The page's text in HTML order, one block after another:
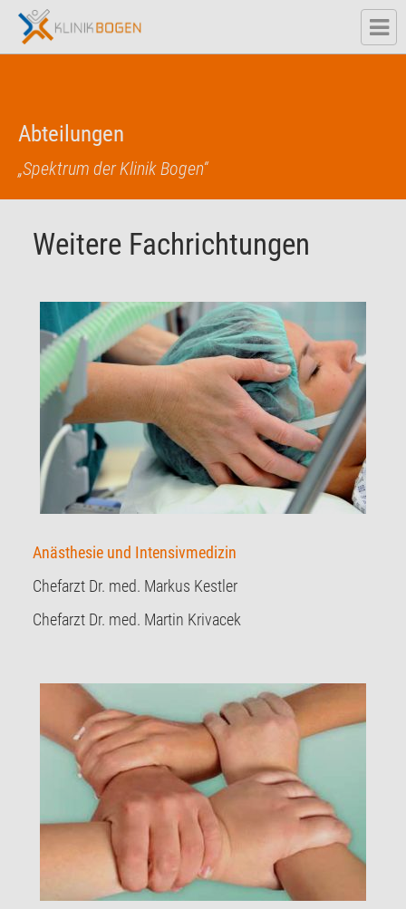
Abteilungen
„Spektrum der Klinik Bogen“
Weitere Fachrichtungen
Anästhesie und Intensivmedizin
Chefarzt Dr. med. Markus Kestler
Chefarzt Dr. med. Martin Krivacek